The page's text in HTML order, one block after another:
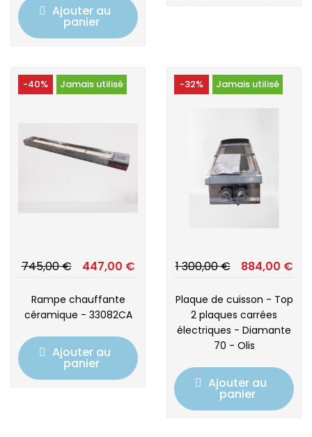
Ajouter au
panier
-40% Jamais utilisé
745,00 € 447,00 €
Rampe chauffante
céramique - 33082CA
Ajouter au
panier
-32% Jamais utilisé
1 300,00 € 884,00 €
Plaque de cuisson - Top
2 plaques carrées
électriques - Diamante
70 - Olis
Ajouter au
panier